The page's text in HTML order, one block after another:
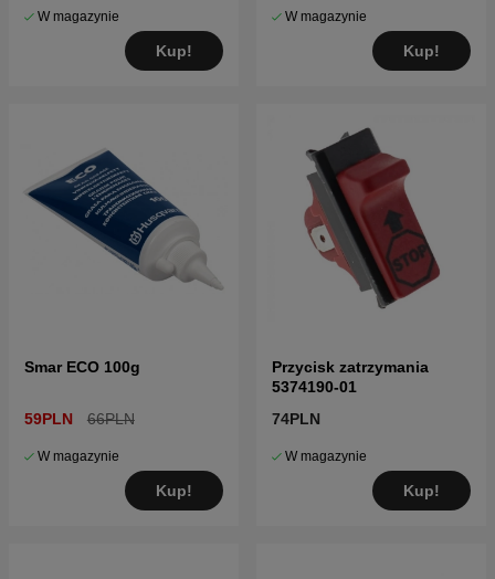
W magazynie
Kup!
W magazynie
Kup!
Smar ECO 100g
59PLN 66PLN
W magazynie
Kup!
Przycisk zatrzymania
5374190-01
74PLN
W magazynie
Kup!